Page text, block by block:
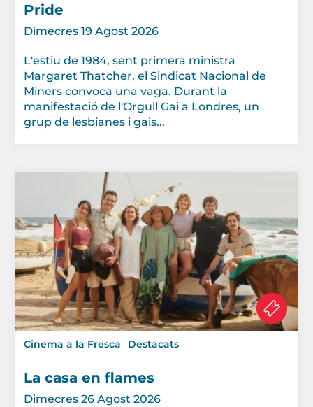
Pride
Dimecres 19 Agost 2026
L'estiu de 1984, sent primera ministra
Margaret Thatcher, el Sindicat Nacional de
Miners convoca una vaga. Durant la
manifestació de l'Orgull Gai a Londres, un
grup de lesbianes i gais...
Cinema a la Fresca Destacats
La casa en flames
Dimecres 26 Agost 2026